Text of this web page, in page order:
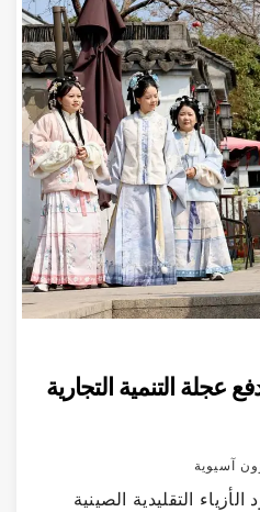
عجلة التنمية التجارية
آسيوية
التقليدية الصينية